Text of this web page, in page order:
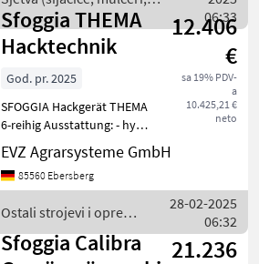
Kat. II/III - Vordere Rä
sjetvospremači i dr) /
Sfoggia
06:33
Sfoggia THEMA
Hacktechnik
12.406
€
sa 19% PDV-
a
10.425,21 €
neto
God. pr. 2025
SFOGGIA Hackgerät THEMA
6-reihig Ausstattung: - hydr.
klappbarer Rahmen
Dreipunktanschluss Kat II 2,
5 m geschlossen, 5, 0 m
Zwischenreihenabstand - 6-
r
EVZ Agrarsysteme GmbH
85560 Ebersberg
Ostali strojevi i oprema
/ Sfoggia
28-02-2025
06:32
Sfoggia Calibra
21.236